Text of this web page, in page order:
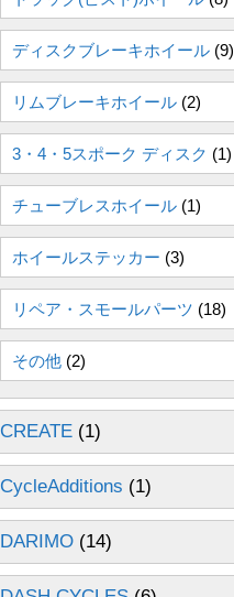
ディスクブレーキホイール (9)
リムブレーキホイール (2)
3・4・5スポーク ディスク (1)
チューブレスホイール (1)
ホイールステッカー (3)
リペア・スモールパーツ (18)
その他 (2)
CREATE (1)
CycleAdditions (1)
DARIMO (14)